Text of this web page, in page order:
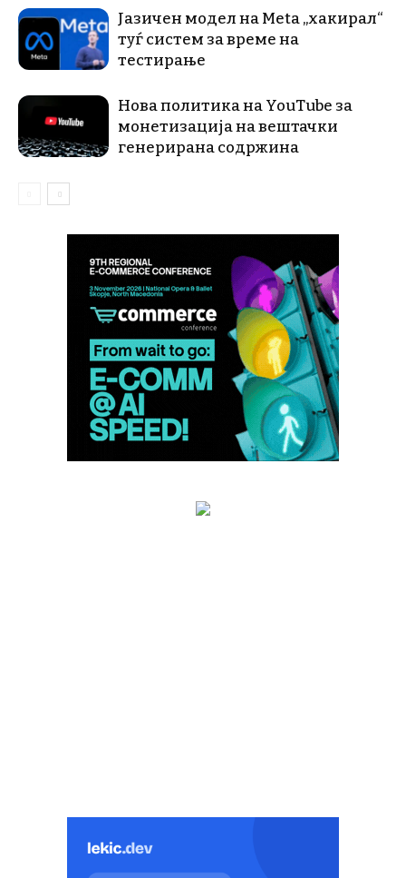
Јазичен модел на Meta „хакирал“
туѓ систем за време на
тестирање
Нова политика на YouTube за
монетизација на вештачки
генерирана содржина